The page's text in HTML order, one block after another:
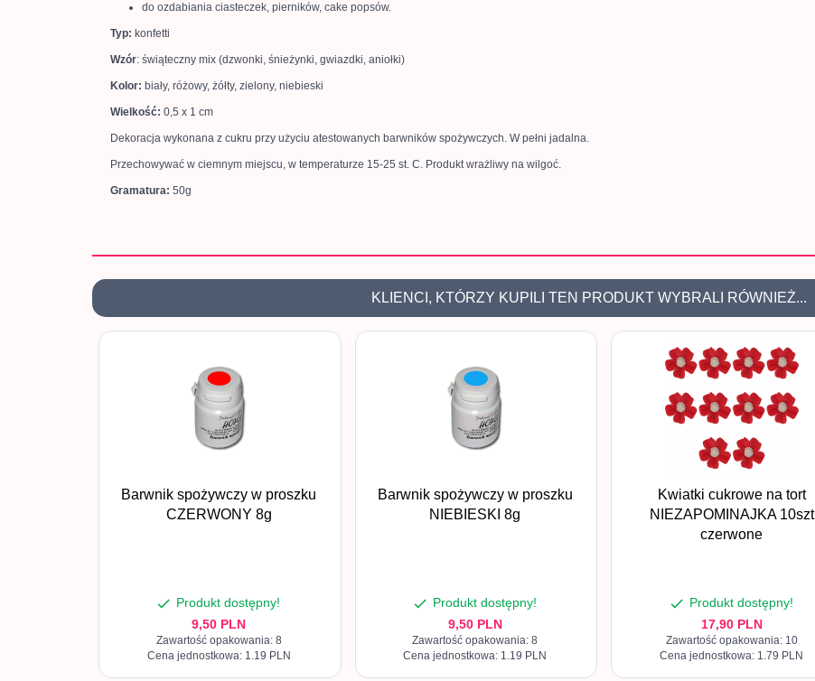
do ozdabiania ciasteczek, pierników, cake popsów.
Typ: konfetti
Wzór: świąteczny mix (dzwonki, śnieżynki, gwiazdki, aniołki)
Kolor: biały, różowy, żółty, zielony, niebieski
Wielkość: 0,5 x 1 cm
Dekoracja wykonana z cukru przy użyciu atestowanych barwników spożywczych. W pełni jadalna.
Przechowywać w ciemnym miejscu, w temperaturze 15-25 st. C. Produkt wrażliwy na wilgoć.
Gramatura: 50g
KLIENCI, KTÓRZY KUPILI TEN PRODUKT WYBRALI RÓWNIEŻ...
Barwnik spożywczy w proszku
CZERWONY 8g
Produkt dostępny!
9,50 PLN
Zawartość opakowania: 8
Cena jednostkowa: 1.19 PLN
Barwnik spożywczy w proszku
NIEBIESKI 8g
Produkt dostępny!
9,50 PLN
Zawartość opakowania: 8
Cena jednostkowa: 1.19 PLN
Kwiatki cukrowe na tort
NIEZAPOMINAJKA 10szt
czerwone
Produkt dostępny!
17,90 PLN
Zawartość opakowania: 10
Cena jednostkowa: 1.79 PLN